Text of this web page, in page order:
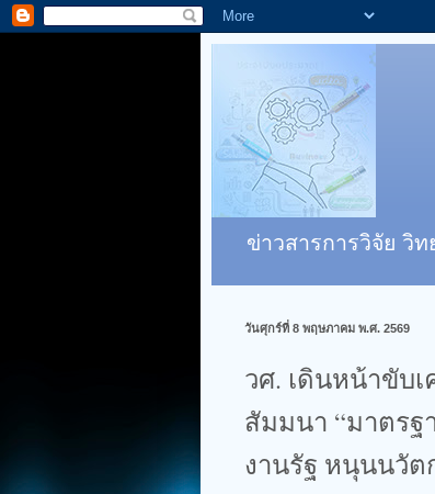
ข่าวสารการวิจัย วิ
วันศุกร์ที่ 8 พฤษภาคม พ.ศ. 2569
วศ. เดินหน้าขับ
สัมมนา “มาตรฐ
งานรัฐ หนุนนวั